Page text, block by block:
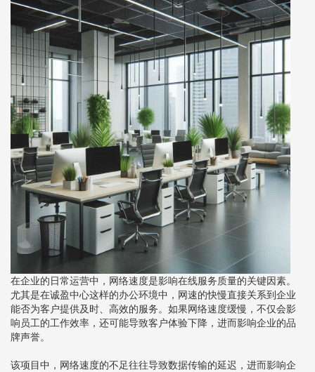
在企业的日常运营中，网络速度是影响在线服务质量的关键因素。
尤其是在诚盈中心这样的办公环境中，网速的快慢直接关系到企业
能否为客户提供及时、高效的服务。如果网络速度缓慢，不仅会影
响员工的工作效率，还可能导致客户体验下降，进而影响企业的品
牌声誉。
该项目中，网络速度的不足往往导致数据传输的延迟，进而影响企